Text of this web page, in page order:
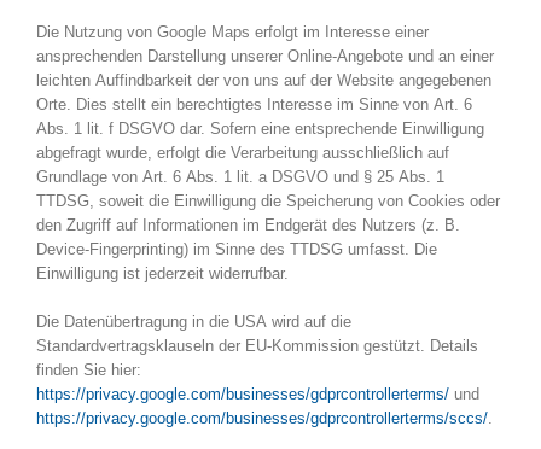
Die Nutzung von Google Maps erfolgt im Interesse einer
ansprechenden Darstellung unserer Online-Angebote und an einer
leichten Auffindbarkeit der von uns auf der Website angegebenen
Orte. Dies stellt ein berechtigtes Interesse im Sinne von Art. 6
Abs. 1 lit. f DSGVO dar. Sofern eine entsprechende Einwilligung
abgefragt wurde, erfolgt die Verarbeitung ausschließlich auf
Grundlage von Art. 6 Abs. 1 lit. a DSGVO und § 25 Abs. 1
TTDSG, soweit die Einwilligung die Speicherung von Cookies oder
den Zugriff auf Informationen im Endgerät des Nutzers (z. B.
Device-Fingerprinting) im Sinne des TTDSG umfasst. Die
Einwilligung ist jederzeit widerrufbar.
Die Datenübertragung in die USA wird auf die
Standardvertragsklauseln der EU-Kommission gestützt. Details
finden Sie hier:
https://privacy.google.com/businesses/gdprcontrollerterms/ und
https://privacy.google.com/businesses/gdprcontrollerterms/sccs/